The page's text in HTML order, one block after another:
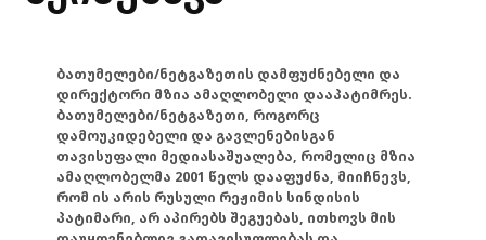
ბათუმელები/ნეტგაზეთის დამფუძნებელი და
დირექტორი მზია ამაღლობელი დააპატიმრეს.
ბათუმელები/ნეტგაზეთი, როგორც
დამოუკიდებელი და გავლენებისგან
თავისუფალი მედიასაშუალება, რომელიც მზია
ამაღლობელმა 2001 წელს დააფუძნა, მიიჩნევს,
რომ ის არის რუსული რეჟიმის სინდისის
პატიმარი, არ აპირებს შეგუებას, ითხოვს მის